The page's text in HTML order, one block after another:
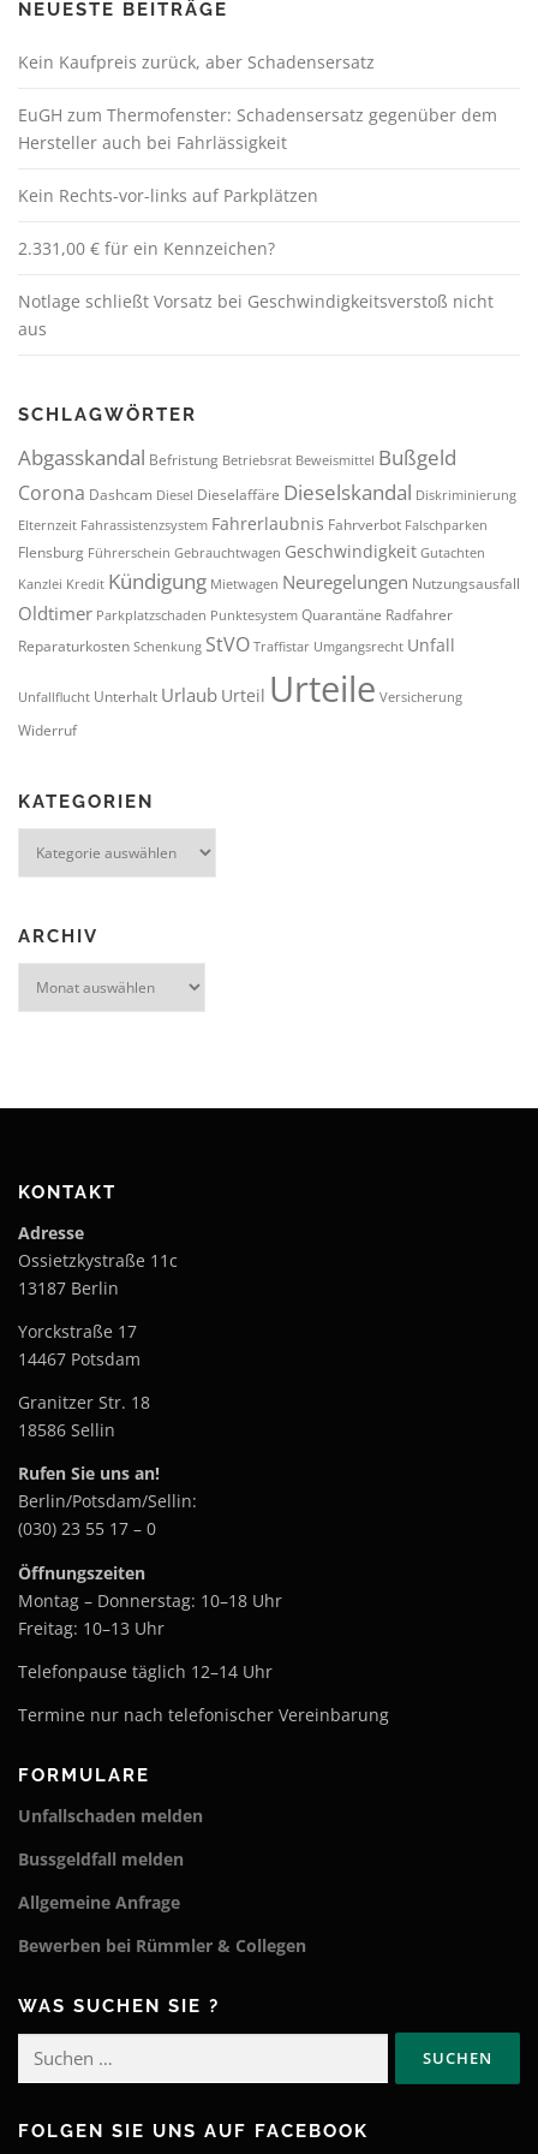
e
A
T
C
A
v
f
t
h
o
u
a
e
h
m
.
NEUESTE BEITRÄGE
Kein Kaufpreis zurück, aber Schadensersatz
EuGH zum Thermofenster: Schadensersatz gegenüber dem
Hersteller auch bei Fahrlässigkeit
Kein Rechts-vor-links auf Parkplätzen
2.331,00 € für ein Kennzeichen?
Notlage schließt Vorsatz bei Geschwindigkeitsverstoß nicht
aus
SCHLAGWÖRTER
Abgasskandal Befristung Betriebsrat Beweismittel Bußgeld
Corona Dashcam Diesel Dieselaffäre Dieselskandal Diskriminierung
Elternzeit Fahrassistenzsystem Fahrerlaubnis Fahrverbot Falschparken
Flensburg Führerschein Gebrauchtwagen Geschwindigkeit Gutachten
Kanzlei Kredit Kündigung Mietwagen Neuregelungen Nutzungsausfall
Oldtimer Parkplatzschaden Punktesystem Quarantäne Radfahrer
Reparaturkosten Schenkung StVO Traffistar Umgangsrecht Unfall
Unfallflucht Unterhalt Urlaub Urteil Urteile Versicherung
Widerruf
KATEGORIEN
ARCHIV
KONTAKT
Adresse
Ossietzkystraße 11c
13187 Berlin
Yorckstraße 17
14467 Potsdam
Granitzer Str. 18
18586 Sellin
Rufen Sie uns an!
Berlin/Potsdam/Sellin:
(030) 23 55 17 – 0
Öffnungszeiten
Montag – Donnerstag: 10–18 Uhr
Freitag: 10–13 Uhr
Telefonpause täglich 12–14 Uhr
Termine nur nach telefonischer Vereinbarung
FORMULARE
Unfallschaden melden
Bussgeldfall melden
Allgemeine Anfrage
Bewerben bei Rümmler & Collegen
WAS SUCHEN SIE ?
Suchen
FOLGEN SIE UNS AUF FACEBOOK